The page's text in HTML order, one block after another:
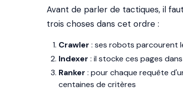
Avant de parler de tactiques, il
trois choses dans cet ordre :
Crawler : ses robots parcourent
Indexer : il stocke ces pages
Ranker : pour chaque requête
centaines de critères